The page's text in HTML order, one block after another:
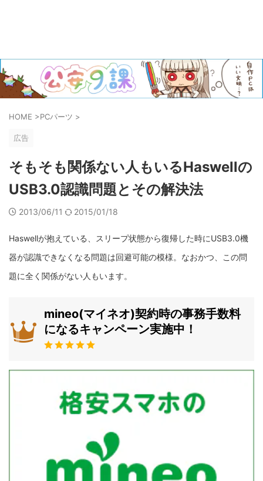
HOME >PCパーツ >
広告
そもそも関係ない人もいるHaswellの
USB3.0認識問題とその解決法
2013/06/11 2015/01/18
Haswellが抱えている、スリープ状態から復帰した時にUSB3.0機
器が認識できなくなる問題は回避可能の模様。なおかつ、この問
題に全く関係がない人もいます。
mineo(マイネオ)契約時の事務手数料
になるキャンペーン実施中！